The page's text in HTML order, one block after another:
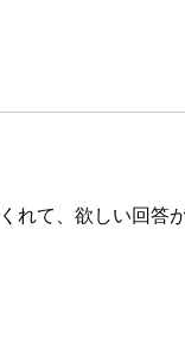
て、欲しい回答